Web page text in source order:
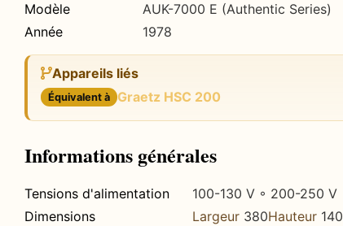
Modèle
AUK-7000 E (Authentic Series)
Année
1978
Appareils liés
Équivalent à Graetz HSC 200
Informations générales
Tensions d'alimentation
100-130 V ◦ 200-250 V
Dimensions
Largeur 380Hauteur 140